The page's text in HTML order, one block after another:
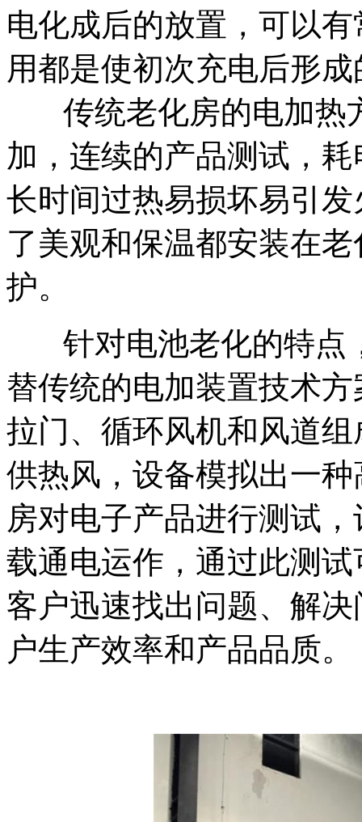
电化成后的放置，可以
用都是使初次充电后形
传统老化房的电加热
加，连续的产品测试，
长时间过热易损坏易引
了美观和保温都安装在
护。
针对电池老化的特点
替传统的电加装置技术
拉门、循环风机和风道
供热风，设备模拟出一
房对电子产品进行测试
载通电运作，通过此测
客户迅速找出问题、解
户生产效率和产品品质。